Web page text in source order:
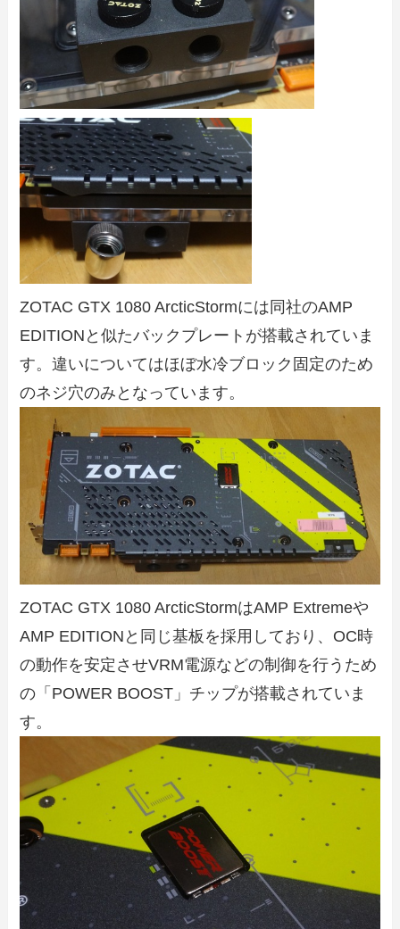
ZOTAC GTX 1080 ArcticStormには同社のAMP
EDITIONと似たバックプレートが搭載されていま
す。違いについてはほぼ水冷ブロック固定のため
のネジ穴のみとなっています。
ZOTAC GTX 1080 ArcticStormはAMP Extremeや
AMP EDITIONと同じ基板を採用しており、OC時
の動作を安定させVRM電源などの制御を行うため
の「POWER BOOST」チップが搭載されていま
す。